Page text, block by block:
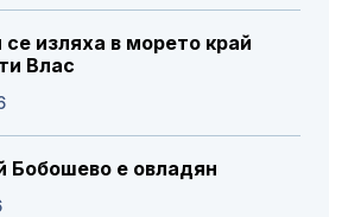
изляха в морето край
Влас
Бобошево е овладян